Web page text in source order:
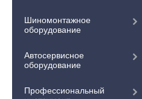
Шиномонтажное
оборудование
Автосервисное
оборудование
Профессиональный